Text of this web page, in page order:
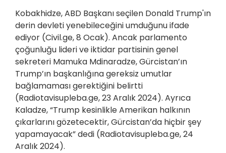
Kobakhidze, ABD Başkanı seçilen Donald Trump'ın
derin devleti yenebileceğini umduğunu ifade
ediyor (Civil.ge, 8 Ocak). Ancak parlamento
çoğunluğu lideri ve iktidar partisinin genel
sekreteri Mamuka Mdinaradze, Gürcistan’ın
Trump’ın başkanlığına gereksiz umutlar
bağlamaması gerektiğini belirtti
(Radiotavisupleba.ge, 23 Aralık 2024). Ayrıca
Kaladze, “Trump kesinlikle Amerikan halkının
çıkarlarını gözetecektir, Gürcistan’da hiçbir şey
yapamayacak” dedi (Radiotavisupleba.ge, 24
Aralık 2024).